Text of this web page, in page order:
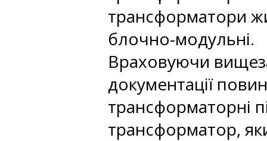
трансформатори
блочно-модульні.
Враховуючи
документації
трансформаторні
трансформатор,